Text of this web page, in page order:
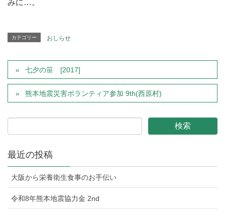
みに…。
カテゴリー おしらせ
七夕の笹 [2017]
熊本地震災害ボランティア参加 9th(西原村)
最近の投稿
大阪から栄養衛生食事のお手伝い
令和8年熊本地震協力金 2nd